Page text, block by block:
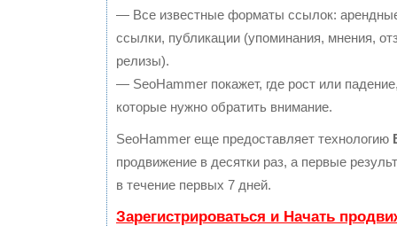
— Все известные форматы ссылок:
ссылки, публикации (упоминания, мнения,
релизы).
— SeoHammer покажет, где рост или
которые нужно обратить внимание.
SeoHammer еще предоставляет технологию
продвижение в десятки раз, а первые
в течение первых 7 дней.
Зарегистрироваться и Начать